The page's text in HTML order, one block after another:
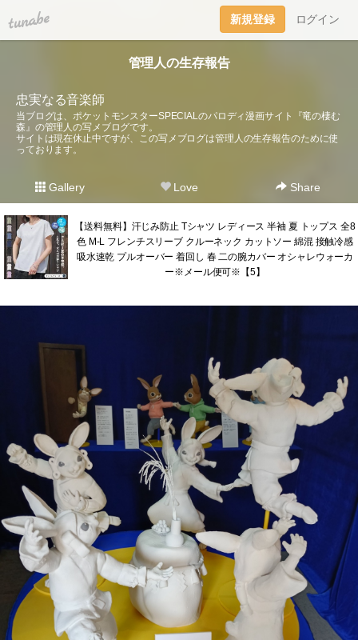
tuna.be 新規登録 ログイン
管理人の生存報告
忠実なる音楽師
当ブログは、ポケットモンスターSPECIALのパロディ漫画サイト『竜の棲む
森』の管理人の写メブログです。
サイトは現在休止中ですが、この写メブログは管理人の生存報告のために使
っております。
Gallery Love Share
【送料無料】汗じみ防止 Tシャツ レディース 半袖 夏 トップス 全8
色 M-L フレンチスリーブ クルーネック カットソー 綿混 接触冷感
吸水速乾 プルオーバー 着回し 春 二の腕カバー オシャレウォーカ
ー※メール便可※【5】